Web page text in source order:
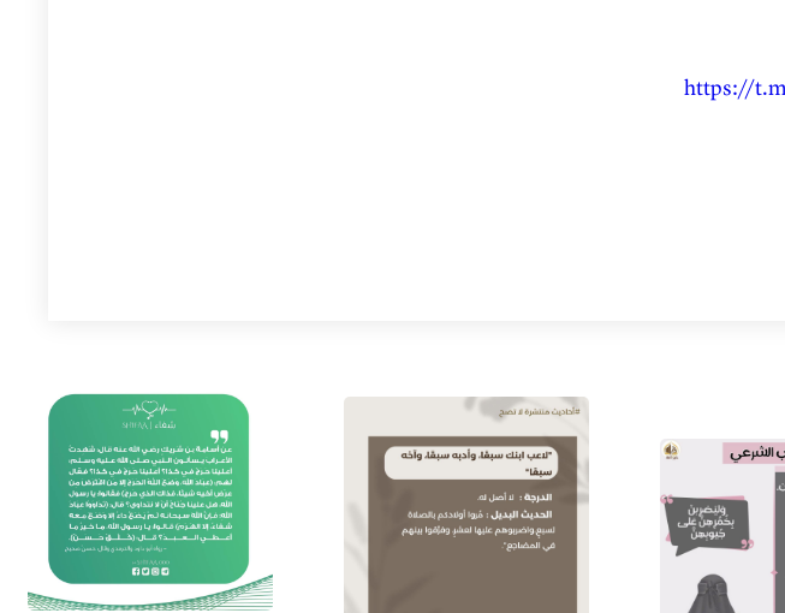
https://
Share